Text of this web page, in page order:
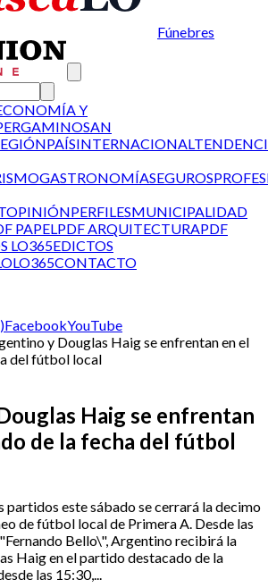
Fúnebres
Y
SAN
PAÍSINTERNACIONAL
GASTRONOMÍASEGUROS
OPINIÓNPERFILESMUNICIPALIDAD
PAPELPDF ARQUITECTURAPDF
LO365EDICTOS
LO365CONTACTO
FacebookYouTube
y Douglas Haig se enfrentan en el
del fútbol local
Haig se enfrentan
de la fecha del fútbol
partidos este sábado se cerrará la decimo
de fútbol local de Primera A. Desde las
Bello\", Argentino recibirá la
Haig en el partido destacado de la
las 15:30,...